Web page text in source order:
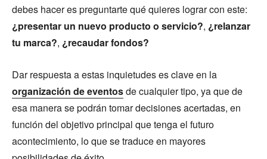
debes hacer es preguntarte qué quieres lograr con este:
¿presentar un nuevo producto o servicio?, ¿relanzar
tu marca?, ¿recaudar fondos?
Dar respuesta a estas inquietudes es clave en la
organización de eventosde cualquier tipo, ya que de
esa manera se podrán tomar decisiones acertadas, en
función del objetivo principal que tenga el futuro
acontecimiento, lo que se traduce en mayores